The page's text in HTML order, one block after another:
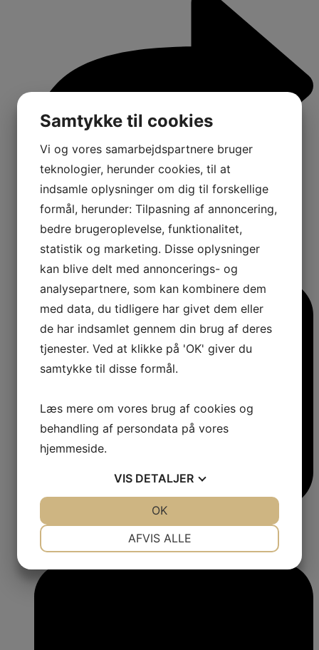
Comments:
Samtykke til cookies
Vi og vores samarbejdspartnere bruger
teknologier, herunder cookies, til at
indsamle oplysninger om dig til forskellige
formål, herunder: Tilpasning af annoncering,
bedre brugeroplevelse, funktionalitet,
statistik og marketing. Disse oplysninger
kan blive delt med annoncerings- og
analysepartnere, som kan kombinere dem
med data, du tidligere har givet dem eller
de har indsamlet gennem din brug af deres
tjenester. Ved at klikke på 'OK' giver du
samtykke til disse formål.
Læs mere om vores brug af cookies og
behandling af persondata på vores
hjemmeside.
VIS DETALJER
AFVIS ALLE
OK